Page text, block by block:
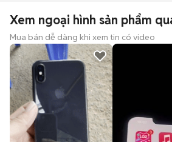
Xem ngoại hình sản phẩm
Mua bán dễ dàng khi xem tin có video